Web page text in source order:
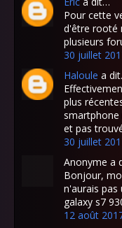
Pour cette
d'être rooté
plusieurs
30 juillet
Haloule a
plus
smartphone
et pas
30 juillet
Anonyme a
Bonjour,
n'aurais
galaxy s7
12 août